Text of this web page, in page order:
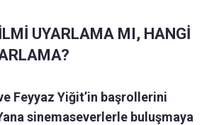
UYARLAMA MI, HANGİ
Feyyaz Yiğit’in başrollerini
sinemaseverlerle buluşmaya